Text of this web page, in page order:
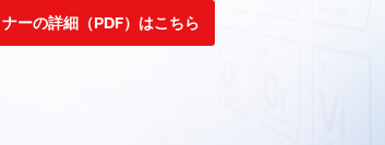
ーの詳細（PDF）はこちら